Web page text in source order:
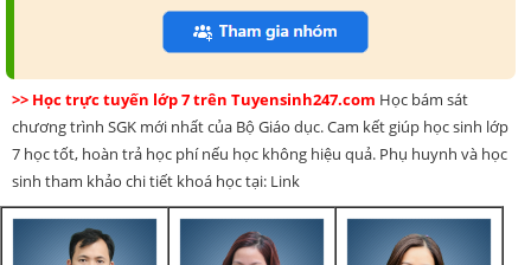
>> Học trực tuyến lớp 7 trên Tuyensinh247.com Học bám sát
chương trình SGK mới nhất của Bộ Giáo dục. Cam kết giúp học sinh lớp
7 học tốt, hoàn trả học phí nếu học không hiệu quả. Phụ huynh và học
sinh tham khảo chi tiết khoá học tại: Link